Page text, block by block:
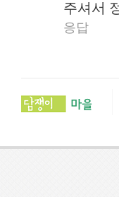
주셔서
응답